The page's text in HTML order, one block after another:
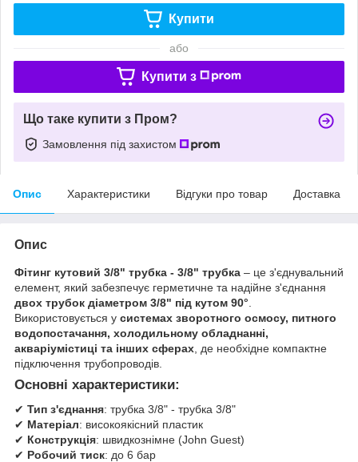
Купити
або
Купити з
Що таке купити з Пром?
Замовлення під захистом
Опис Характеристики Відгуки про товар Доставка
Опис
Фітинг кутовий 3/8" трубка - 3/8" трубка – це з'єднувальний
елемент, який забезпечує герметичне та надійне з'єднання
двох трубок діаметром 3/8" під кутом 90°
Використовується у системах зворотного осмосу, питного
водопостачання, холодильному обладнанні,
акваріумістиці та інших сферах , де необхідне компактне
підключення трубопроводів.
Основні характеристики:
✔ Тип з'єднання: трубка 3/8" - трубка 3/8"
✔ Матеріал: високоякісний пластик
✔ Конструкція: швидкознімне (John Guest)
✔ Робочий тиск: до 6 бар